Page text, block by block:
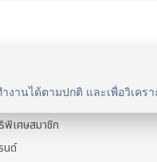
ำงานได้ตามปกติ และเพื่อวิเ
พิเศษสมาชิก
นด์